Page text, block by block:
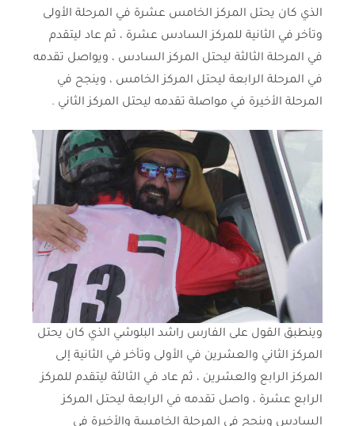
الذي كان يحتل المركز الخامس عشرة في المرحلة الأولى
وتأخر في الثانية للمركز السادس عشرة ، ثم عاد ليتقدم
في المرحلة الثالثة ليحتل المركز السادس ، ويواصل تقدمه
في المرحلة الرابعة ليحتل المركز الخامس ، وينجح في
المرحلة الأخيرة في مواصلة تقدمه ليحتل المركز الثاني .
وينطبق القول على الفارس راشد البلوشي الذي كان يحتل
المركز الثاني والعشرين في الأولى وتأخر في الثانية إلى
المركز الرابع والعشرين ، ثم عاد في الثالثة ليتقدم للمركز
الرابع عشرة ، واصل تقدمه في الرابعة ليحتل المركز
السادس وينجح في المرحلة الخامسة والأخيرة في